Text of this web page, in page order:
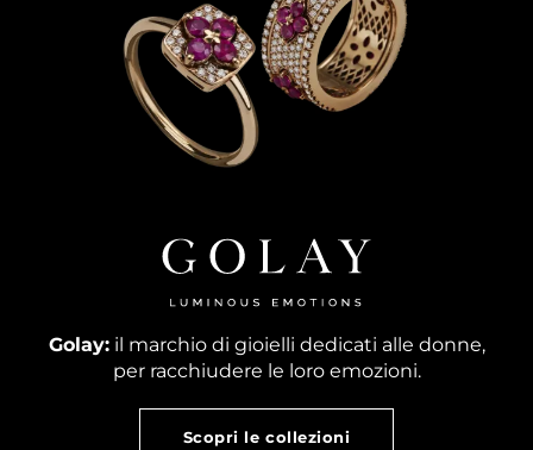
Golay:il marchio di gioielli dedicati alle donne,
per racchiudere le loro emozioni.
Scopri le collezioni